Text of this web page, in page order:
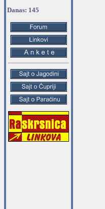
Danas: 145